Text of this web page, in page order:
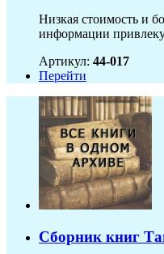
Низкая стоимость и
информации
Артикул: 44-017
Перейти
Сборник книг